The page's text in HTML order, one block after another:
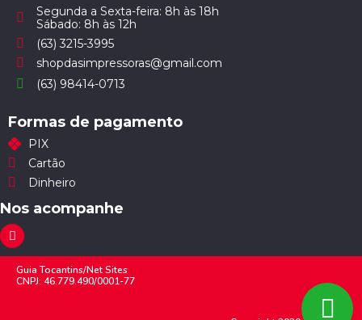
Segunda a Sexta-feira: 8h às 18h
Sábado: 8h às 12h
(63) 3215-3995
shopdasimpressoras@gmail.com
(63) 98414-0713
Formas de pagamento
PIX
Cartão
Dinheiro
Nos acompanhe
Guia Tocantins/Net Sites
CNPJ: 46.779.490/0001-77